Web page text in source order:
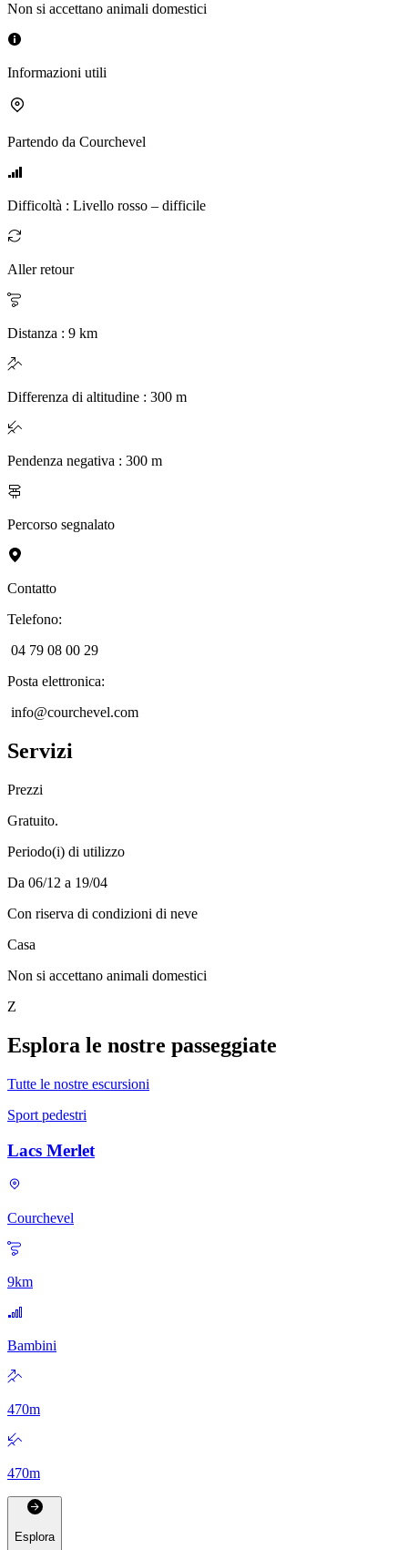
Non si accettano animali domestici
Informazioni utili
Partendo da Courchevel
Difficoltà : Livello rosso – difficile
Aller retour
Distanza : 9 km
Differenza di altitudine : 300 m
Pendenza negativa : 300 m
Percorso segnalato
Contatto
Telefono:
04 79 08 00 29
Posta elettronica:
info@courchevel.com
Servizi
Prezzi
Gratuito.
Periodo(i) di utilizzo
Da 06/12 a 19/04
Con riserva di condizioni di neve
Casa
Non si accettano animali domestici
Z
Esplora le nostre passeggiate
Tutte le nostre escursioni
Sport pedestri
Lacs Merlet
Courchevel
9km
Bambini
470m
470m
Esplora